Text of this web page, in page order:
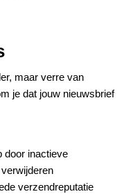
maar verre van
je dat jouw nieuwsbrief
door inactieve
verzendreputatie